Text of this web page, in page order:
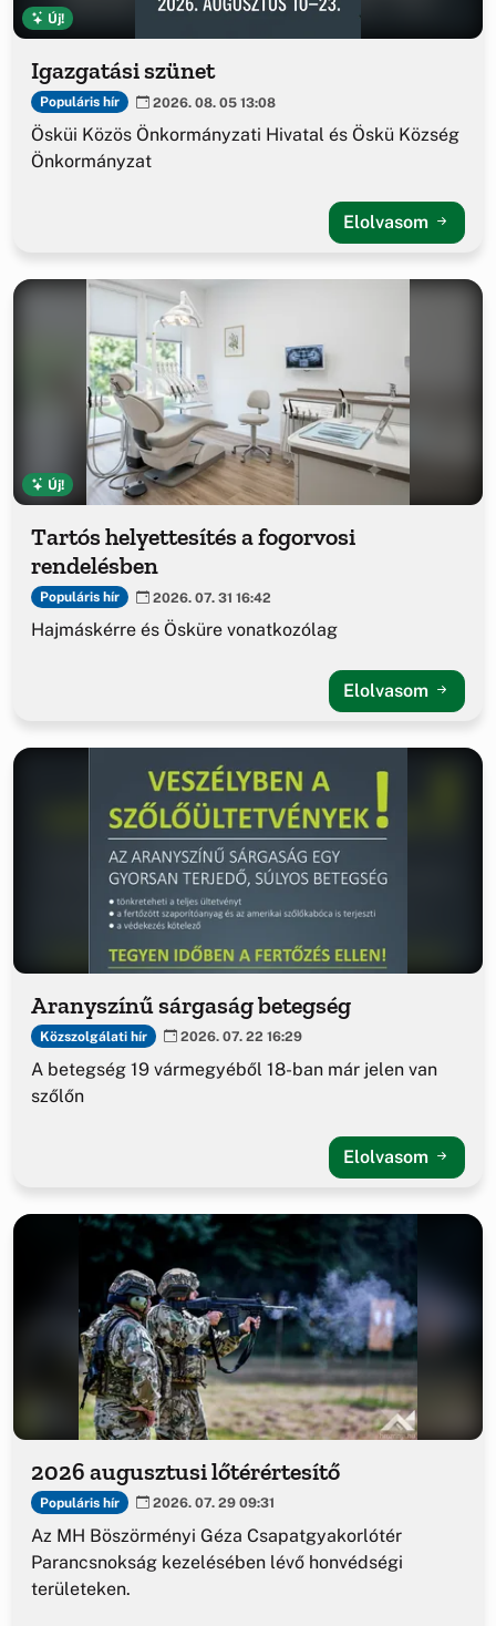
Új!
Igazgatási szünet
Populáris hír 2026. 08. 05 13:08
Ösküi Közös Önkormányzati Hivatal és Öskü Község
Önkormányzat
Elolvasom
Új!
Tartós helyettesítés a fogorvosi
rendelésben
Populáris hír 2026. 07. 31 16:42
Hajmáskérre és Ösküre vonatkozólag
Elolvasom
Aranyszínű sárgaság betegség
Közszolgálati hír 2026. 07. 22 16:29
A betegség 19 vármegyéből 18-ban már jelen van
szőlőn
Elolvasom
2026 augusztusi lőtérértesítő
Populáris hír 2026. 07. 29 09:31
Az MH Böszörményi Géza Csapatgyakorlótér
Parancsnokság kezelésében lévő honvédségi
területeken.